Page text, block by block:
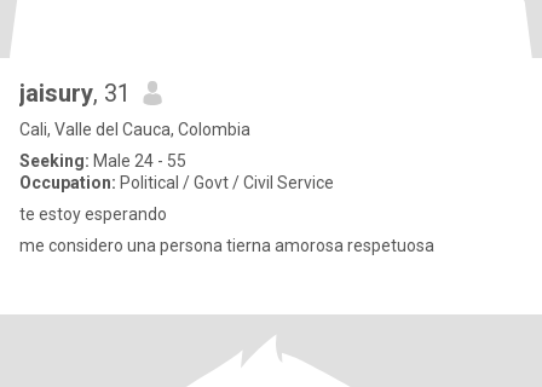
jaisury, 31
Cali, Valle del Cauca, Colombia
Seeking: Male 24 - 55
Occupation: Political / Govt / Civil Service
te estoy esperando
me considero una persona tierna amorosa respetuosa